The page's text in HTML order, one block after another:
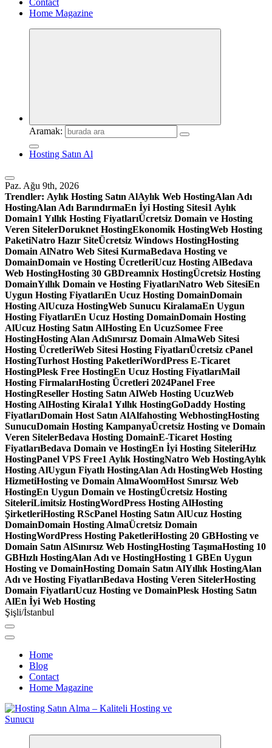
Contact
Home Magazine
Aramak:
Hosting Satın Al
Paz. Ağu 9th, 2026
Trendler: Aylık Hosting Satın AlAylık Web HostingAlan Adı
HostingAlan Adı BarındırmaEn İyi Hosting Sitesi1 Aylık
Domain1 Yıllık Hosting FiyatlarıÜcretsiz Domain ve Hosting
Veren SitelerDoruknet HostingEkonomik HostingWeb Hosting
PaketiNatro Hazır SiteÜcretsiz Windows HostingHosting
Domain AlNatro Web Sitesi KurmaBedava Hosting ve
DomainDomain ve Hosting ÜcretleriUcuz Hosting AlBedava
Web HostingHosting 30 GBDreamnix HostingÜcretsiz Hosting
DomainYıllık Domain ve Hosting FiyatlarıNatro Web SitesiEn
Uygun Hosting FiyatlarıEn Ucuz Hosting DomainDomain
Hosting AlUcuza HostingWeb Sunucu KiralamaEn Uygun
Hosting FiyatlarıEn Ucuz Hosting DomainDomain Hosting
AlUcuz Hosting Satın AlHosting En UcuzSomee Free
HostingHosting Alan AdıSınırsız Domain AlmaWeb Sitesi
Hosting ÜcretleriWeb Sitesi Hosting FiyatlarıÜcretsiz cPanel
HostingTurhost Hosting PaketleriWordPress E-Ticaret
HostingPlesk Free HostingEn Ucuz Hosting FiyatlarıMail
Hosting FirmalarıHosting Ücretleri 2024Panel Free
HostingReseller Hosting Satın AlWeb Hosting UcuzWeb
Hosting AlHosting Kirala1 Yıllık HostingGoDaddy Hosting
FiyatlarıDomain Host Satın AlAlfahosting WebhostingHosting
SunucuDomain Hosting KampanyaÜcretsiz Hosting ve Domain
Veren SitelerBedava Hosting DomainE-Ticaret Hosting
FiyatlarıBedava Domain ve HostingEn İyi Hosting SiteleriHız
HostingPanel VPS Free1 Aylık HostingNatro Web HostingAylık
Hosting AlUygun Fiyatlı HostingAlan Adı HostingWeb Hosting
HizmetiHosting ve Domain AlmaWoomHost Sınırsız Web
HostingEn Uygun Domain ve HostingÜcretsiz Hosting
SiteleriLimitsiz HostingWordPress Hosting AlHosting
ŞirketleriHosting RScPanel Hosting Satın AlUcuz Hosting
DomainDomain Hosting AlmaÜcretsiz Domain
HostingWordPress Hosting PaketleriHosting 20 GBHosting ve
Domain Satın AlSınırsız Web HostingHosting TaşımaHosting 10
GBHızlı HostingAlan Adı ve HostingHosting 1 GBEn Uygun
Hosting ve DomainHosting Domain Satın AlYıllık HostingAlan
Adı ve Hosting FiyatlarıBedava Hosting Veren SitelerHosting
Domain FiyatlarıUcuz Hosting ve DomainPlesk Hosting Satın
AlEn İyi Web Hosting
Şişli/İstanbul
Home
Blog
Contact
Home Magazine